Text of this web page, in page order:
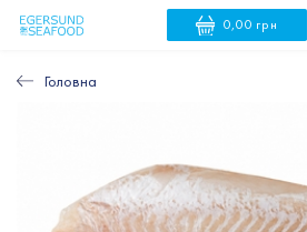
0,00 грн
Головна